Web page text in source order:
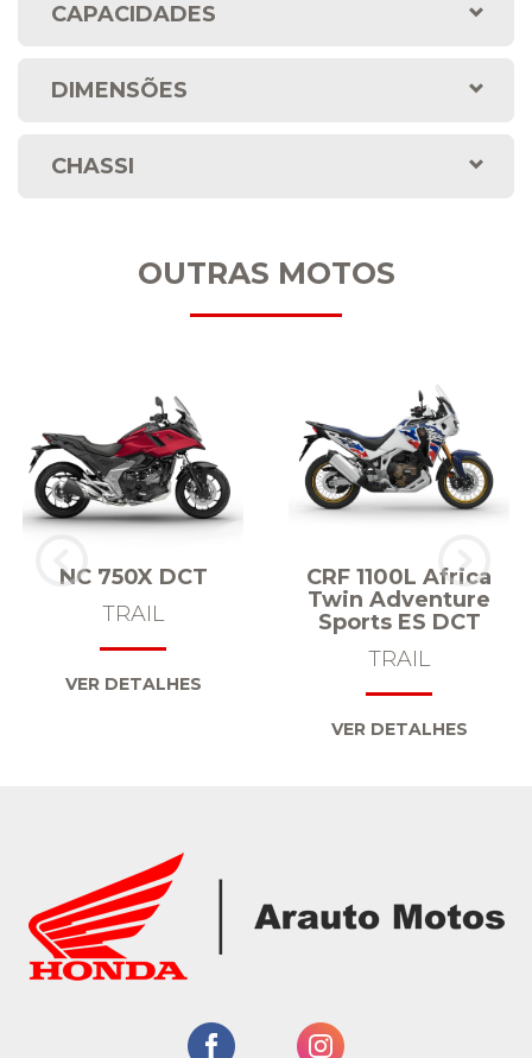
CAPACIDADES
DIMENSÕES
CHASSI
OUTRAS MOTOS
NC 750X DCT
TRAIL
VER DETALHES
CRF 1100L Africa
Twin Adventure
Sports ES DCT
TRAIL
VER DETALHES